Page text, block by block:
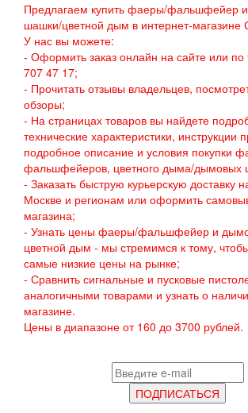
Предлагаем купить фаеры/фальшфейер
шашки/цветной дым в интернет-магазине
У нас вы можете:
- Оформить заказ онлайн на сайте или
707 47 17;
- Прочитать отзывы владельцев,
обзоры;
- На страницах товаров вы найдете
технические характеристики, инструкции
подробное описание и условия покупки
фальшфейеров, цветного дыма/дымовых
- Заказать быструю курьерскую доставку
Москве и регионам или оформить
магазина;
- Узнать цены фаеры/фальшфейер и
цветной дым - мы стремимся к тому,
самые низкие цены на рынке;
- Сравнить сигнальные и пусковые
аналогичными товарами и узнать о
магазине.
Цены в диапазоне от 160 до 3700 рублей.